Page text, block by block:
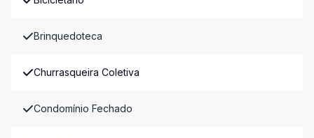
Brinquedoteca
Churrasqueira Coletiva
Condomínio Fechado